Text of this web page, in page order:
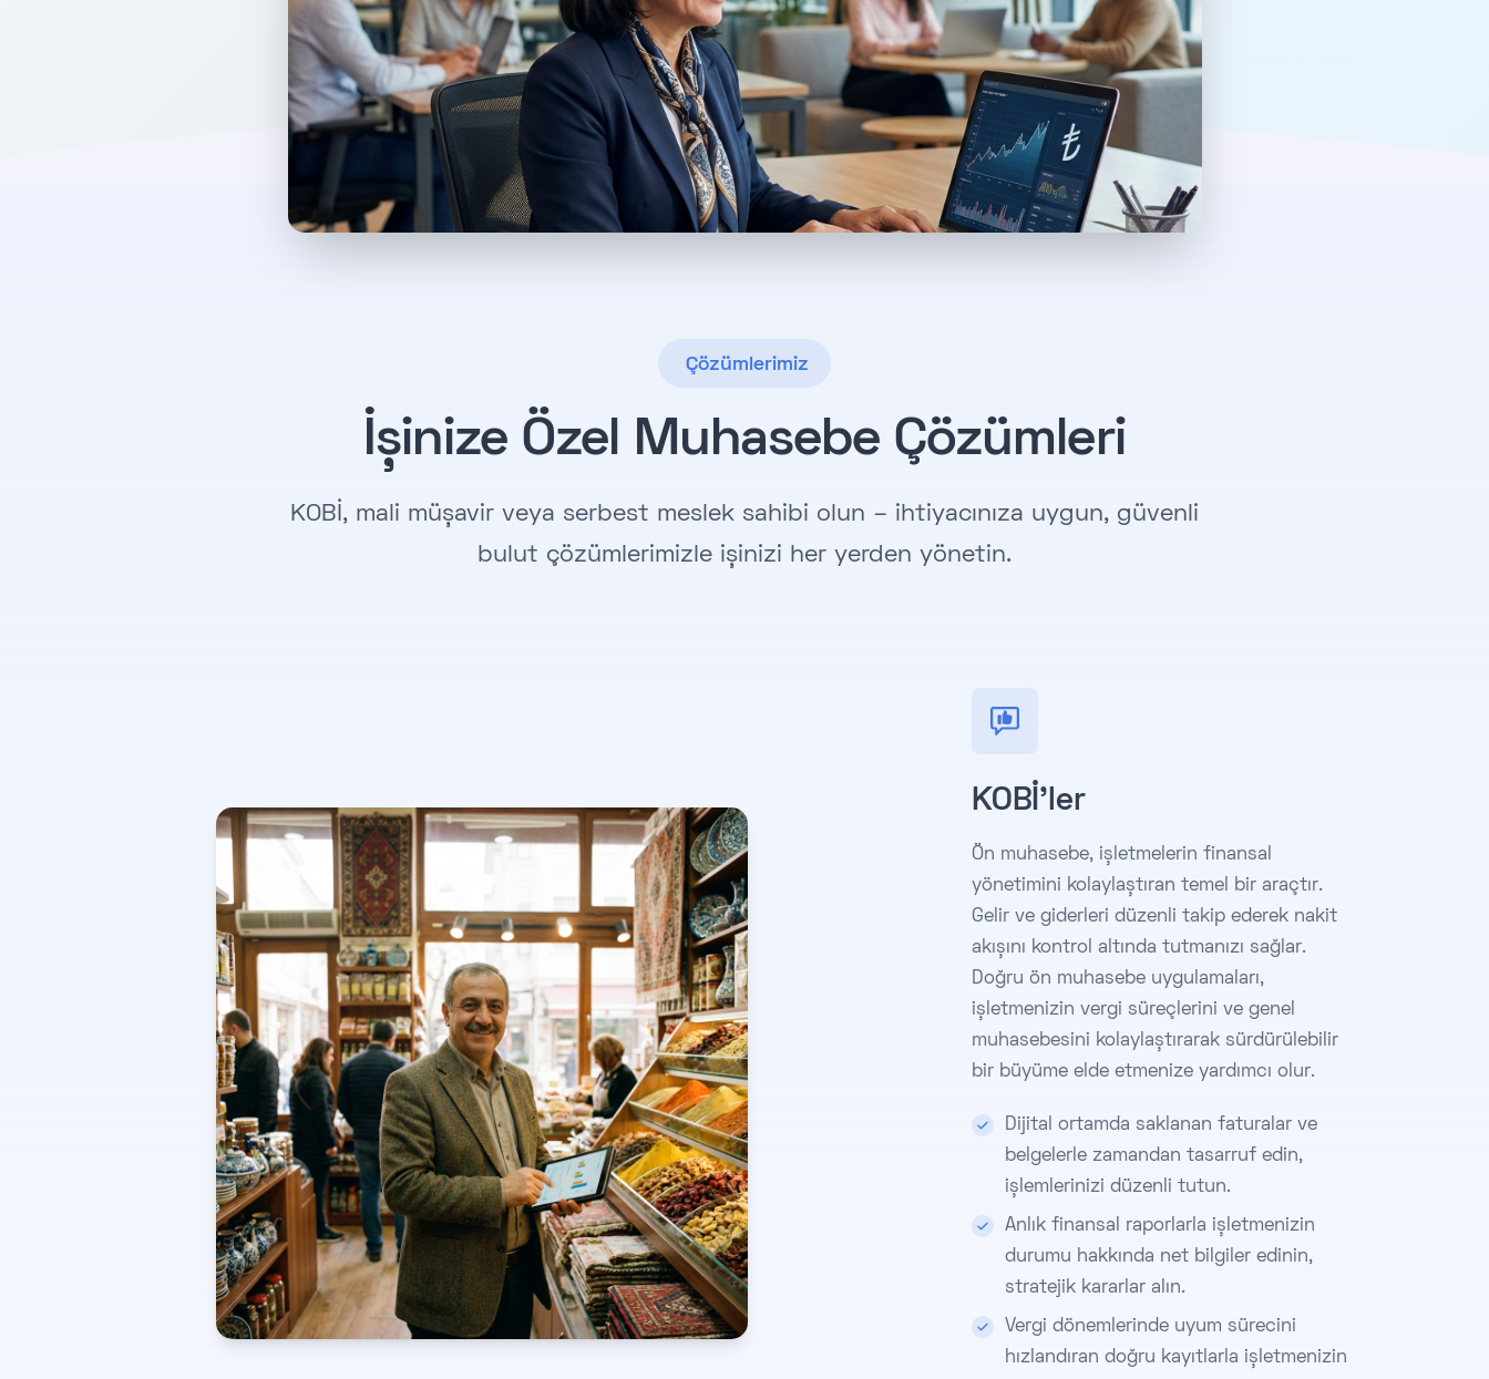
Çözümlerimiz
İşinize Özel Muhasebe Çözümleri
KOBİ, mali müşavir veya serbest meslek sahibi olun – ihtiyacınıza uygun, güvenli
bulut çözümlerimizle işinizi her yerden yönetin.
KOBİ'ler
Ön muhasebe, işletmelerin finansal
yönetimini kolaylaştıran temel bir araçtır.
Gelir ve giderleri düzenli takip ederek nakit
akışını kontrol altında tutmanızı sağlar.
Doğru ön muhasebe uygulamaları,
işletmenizin vergi süreçlerini ve genel
muhasebesini kolaylaştırarak sürdürülebilir
bir büyüme elde etmenize yardımcı olur.
Dijital ortamda saklanan faturalar ve
belgelerle zamandan tasarruf edin,
işlemlerinizi düzenli tutun.
Anlık finansal raporlarla işletmenizin
durumu hakkında net bilgiler edinin,
stratejik kararlar alın.
Vergi dönemlerinde uyum sürecini
hızlandıran doğru kayıtlarla işletmenizin